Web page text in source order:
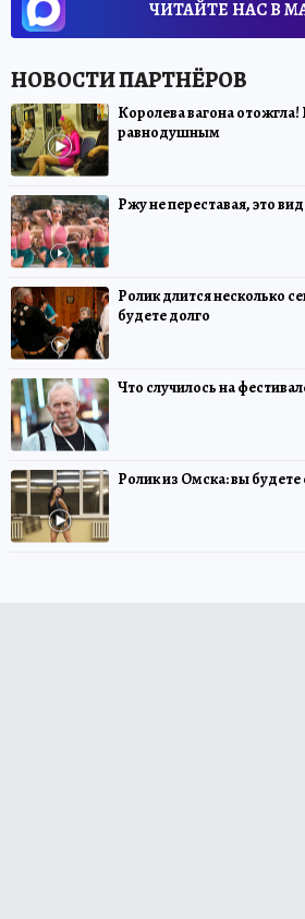
ЧИТАЙТЕ НАС В
Королева вагона отожгла!
равнодушным
Ржу не переставая, это
Ролик длится несколько
будете долго
Что случилось на
Ролик из Омска: вы будете